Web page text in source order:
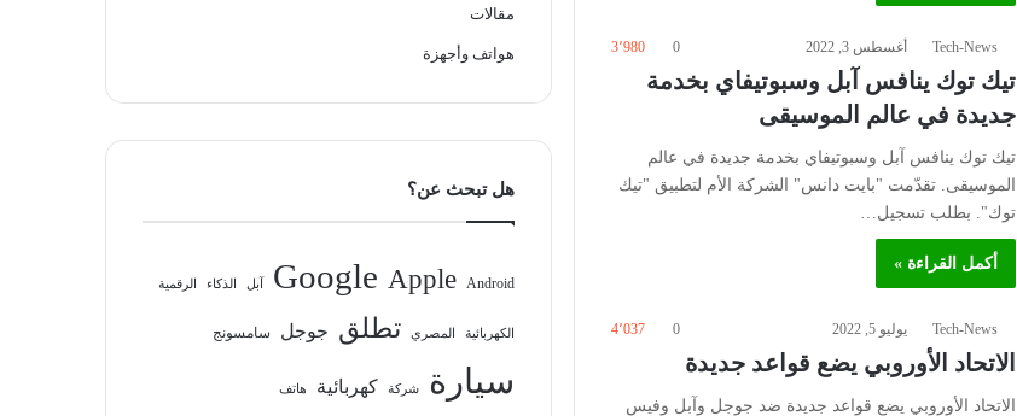
Tech-News أغسطس 3, 2022 0 3٬980
تيك توك ينافس آبل وسبوتيفاي بخدمة
جديدة في عالم الموسيقى
تيك توك ينافس آبل وسبوتيفاي بخدمة جديدة في عالم
الموسيقى. تقدّمت "بايت دانس" الشركة الأم لتطبيق "تيك
توك". بطلب تسجيل…
أكمل القراءة »
Tech-News يوليو 5, 2022 0 4٬037
الاتحاد الأوروبي يضع قواعد جديدة
الاتحاد الأوروبي يضع قواعد جديدة ضد جوجل وآبل وفيس
مقالات
هواتف وأجهزة
هل تبحث عن؟
Android
Apple
Google آبل الذكاء الرقمية
الكهربائية المصري تطلق جوجل سامسونج
سيارة شركة كهربائية هاتف